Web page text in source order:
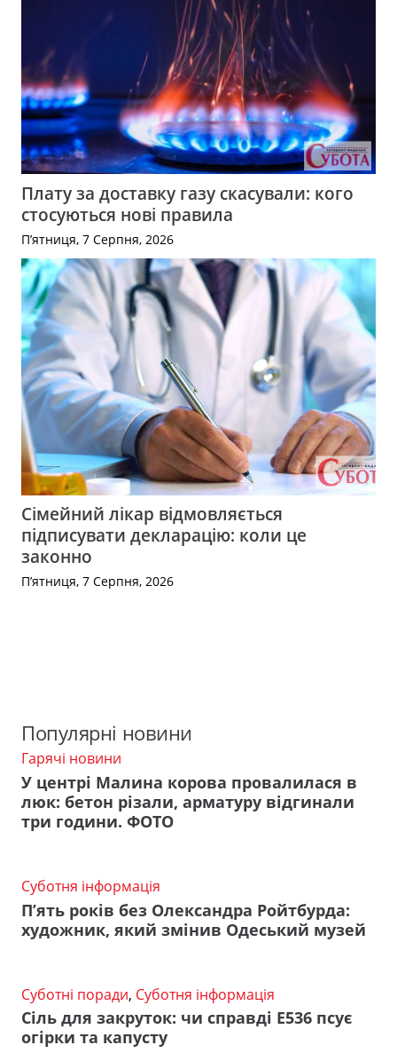
Плату за доставку газу скасували: кого
стосуються нові правила
П’ятниця, 7 Серпня, 2026
Сімейний лікар відмовляється
підписувати декларацію: коли це
законно
П’ятниця, 7 Серпня, 2026
Популярні новини
Гарячі новини
У центрі Малина корова провалилася в
люк: бетон різали, арматуру відгинали
три години. ФОТО
Суботня інформація
П’ять років без Олександра Ройтбурда:
художник, який змінив Одеський музей
Суботні поради, Суботня інформація
Сіль для закруток: чи справді Е536 псує
огірки та капусту